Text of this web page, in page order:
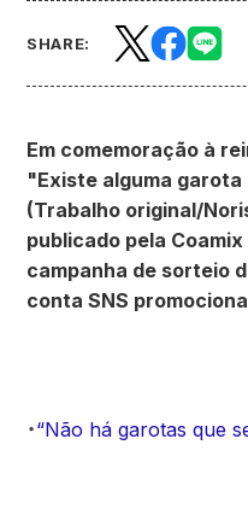
SHARE:
Em comemoração à
"Existe alguma
(Trabalho original/
publicado pela
campanha de sorteio
conta SNS
・“Não há garotas que